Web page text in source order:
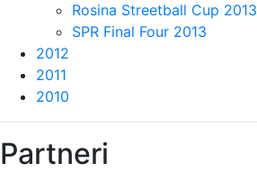
Rosina Streetball Cup 2013
SPR Final Four 2013
2012
2011
2010
Partneri